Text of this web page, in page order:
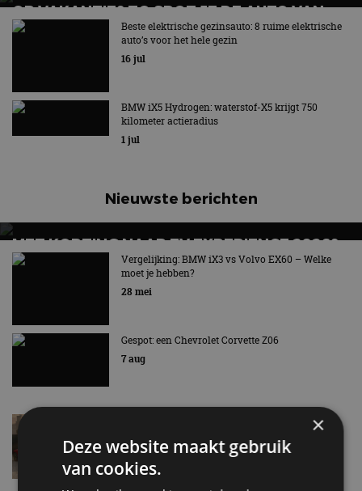
OP VAKANTIE? ZO SPOT JE DE AUTO VAN
MORGEN
Beste elektrische gezinsauto: 8 ruime elektrische
auto’s voor het hele gezin
16 jul
BMW iX5 Hydrogen: waterstof-X5 krijgt 750
kilometer actieradius
1 jul
Nieuwste berichten
MET KORTING NAAR EV EXPERIENCE 2026?
AUTORAI REGELT HET!
EV Experience 2026 van 24 tot 26 september
Vergelijking: BMW iX3 vs Volvo EX60 – Welke
moet je hebben?
28 mei
Gespot: een Chevrolet Corvette Z06
7 aug
Lamborghini Revuelto eert 60 jaar Miura met
6 aug
×
Deze website maakt gebruik
van cookies.